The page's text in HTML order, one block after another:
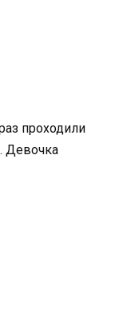
проходили
Девочка